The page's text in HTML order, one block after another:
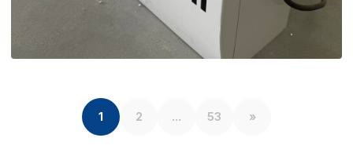
1 2 ... 53 »